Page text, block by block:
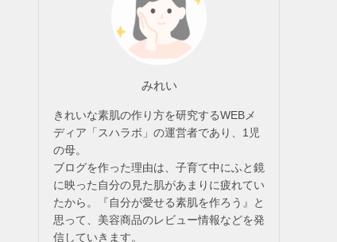
みれい
きれいな素肌の作り方を研究するWEBメ
ディア「スハラボ」の運営者であり、1児
の母。
ブログを作った理由は、子育て中にふと鏡
に映った自分の見た肌があまりに疲れてい
たから。『自分が愛せる素肌を作ろう』と
思って、美容商品のレビュー情報などを発
信していきます。